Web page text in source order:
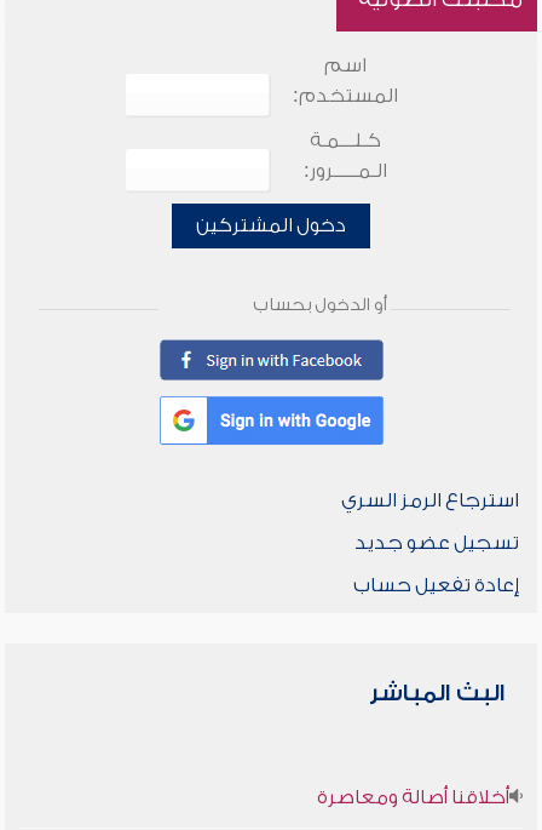
اسم
المستخدم:
كـلـــمـة
الـمـــــرور:
دخول المشتركين
أو الدخول بحساب
استرجاع الرمز السري
تسجيل عضو جديد
إعادة تفعيل حساب
البث المباشر
أخلاقنا أصالة ومعاصرة